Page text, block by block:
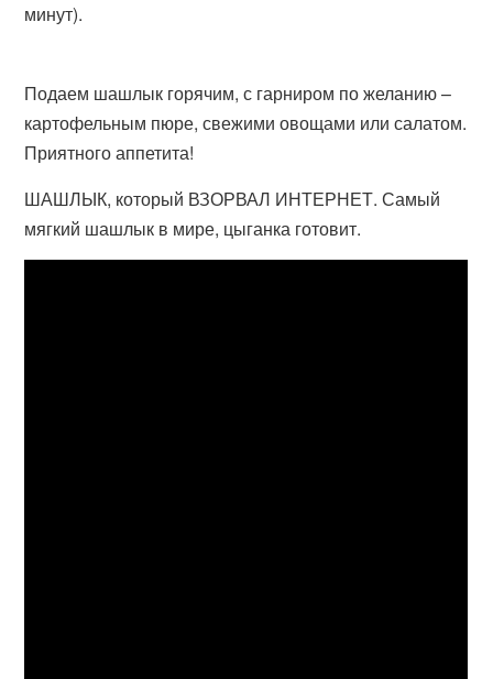
минут).
Подаем шашлык горячим, с гарниром по желанию –
картофельным пюре, свежими овощами или салатом.
Приятного аппетита!
ШАШЛЫК, который ВЗОРВАЛ ИНТЕРНЕТ. Самый
мягкий шашлык в мире, цыганка готовит.